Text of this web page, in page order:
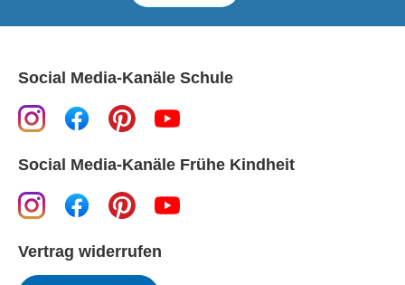
Social Media-Kanäle Schule
Social Media-Kanäle Frühe Kindheit
Vertrag widerrufen